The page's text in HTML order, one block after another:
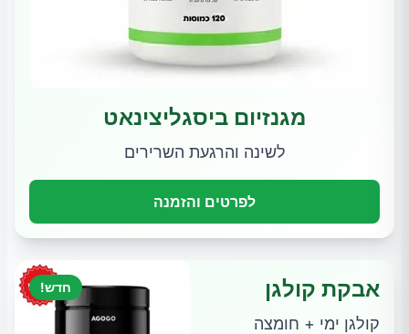
מגנזיום ביסגליצינאט
לשינה והרגעת השרירים
לפרטים והזמנה
חדש! אבקת קולגן
קולגן ימי + חומצה